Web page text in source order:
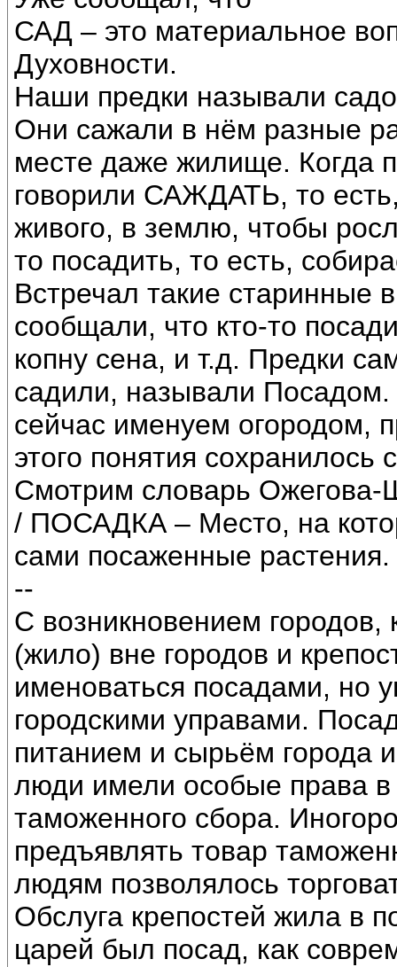
САД – это материальное
Духовности.
Наши предки называли
Они сажали в нём разные
месте даже жилище. Когда
говорили САЖДАТЬ, то
живого, в землю, чтобы
то посадить, то есть,
Встречал такие старинные
сообщали, что кто-то
копну сена, и т.д. Предки
садили, называли
сейчас именуем огородом,
этого понятия сохранилось
Смотрим словарь Ожегова-
/ ПОСАДКА – Место, на
сами посаженные растения.
--
С возникновением
(жило) вне городов и
именоваться посадами, но
городскими управами.
питанием и сырьём города
люди имели особые права в
таможенного сбора.
предъявлять товар
людям позволялось
Обслуга крепостей жила в
царей был посад, как